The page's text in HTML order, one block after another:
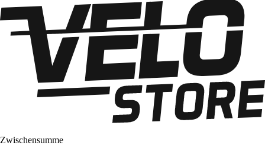
Zwischensumme